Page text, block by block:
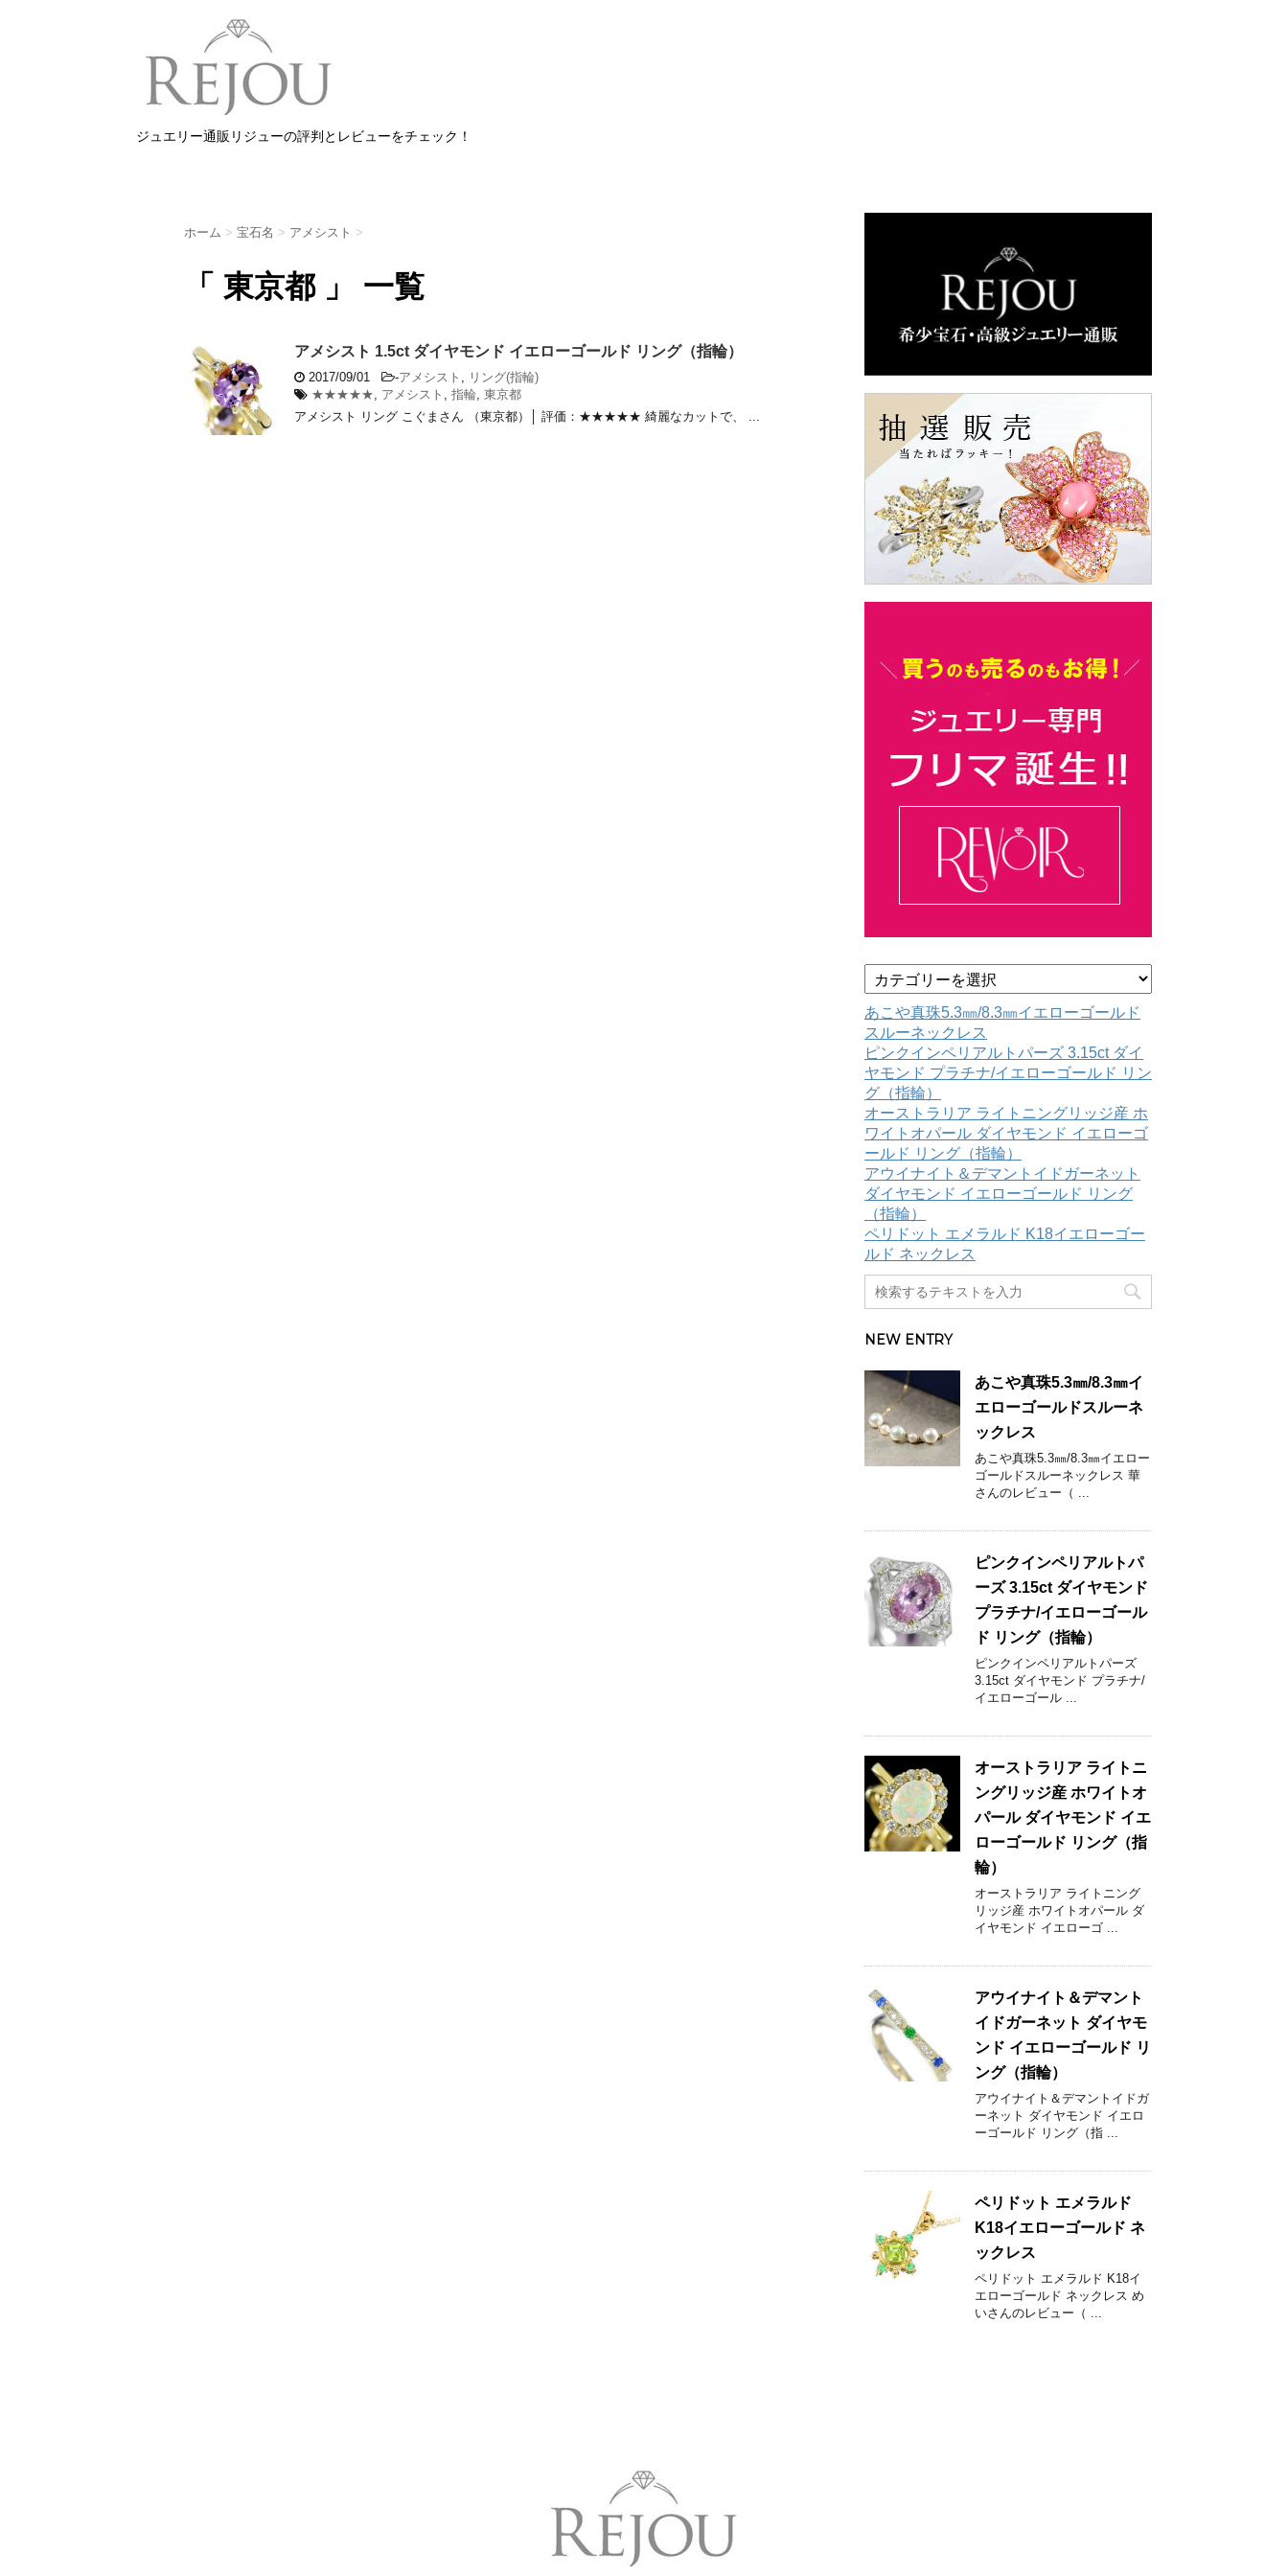
ジュエリー通販リジューの評判とレビューをチェック！
ホーム > 宝石名 > アメシスト >
「 東京都 」 一覧
アメシスト 1.5ct ダイヤモンド イエローゴールド リング（指輪）
2017/09/01 -アメシスト
リング(指輪)
★★★★★
アメシスト 指輪 東京都
アメシスト リング こぐまさん （東京都）│ 評価：★★★★★ 綺麗なカットで、 ...
テ
ゴ
リ
ー
あこや真珠5.3㎜/8.3㎜イエローゴールド
スルーネックレス
ピンクインペリアルトパーズ 3.15ct ダイ
ヤモンド プラチナ/イエローゴールド リン
グ（指輪）
オーストラリア ライトニングリッジ産 ホ
ワイトオパール ダイヤモンド イエローゴ
ールド リング（指輪）
アウイナイト＆デマントイドガーネット
ダイヤモンド イエローゴールド リング
（指輪）
ペリドット エメラルド K18イエローゴー
ルド ネックレス
NEW ENTRY
あこや真珠5.3㎜/8.3㎜イ
エローゴールドスルーネ
ックレス
あこや真珠5.3㎜/8.3㎜イエロー
ゴールドスルーネックレス 華
さんのレビュー（ ...
ピンクインペリアルトパ
ーズ 3.15ct ダイヤモンド
プラチナ/イエローゴール
ド リング（指輪）
ピンクインペリアルトパーズ
3.15ct ダイヤモンド プラチナ/
イエローゴール ...
オーストラリア ライトニ
ングリッジ産 ホワイトオ
パール ダイヤモンド イエ
ローゴールド リング（指
輪）
オーストラリア ライトニング
リッジ産 ホワイトオパール ダ
イヤモンド イエローゴ ...
アウイナイト＆デマント
イドガーネット ダイヤモ
ンド イエローゴールド リ
ング（指輪）
アウイナイト＆デマントイドガ
ーネット ダイヤモンド イエロ
ーゴールド リング（指 ...
ペリドット エメラルド
K18イエローゴールド ネ
ックレス
ペリドット エメラルド K18イ
エローゴールド ネックレス め
いさんのレビュー（ ...